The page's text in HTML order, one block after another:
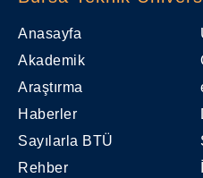
Anasayfa
Akademik
Araştırma
Haberler
Sayılarla BTÜ
Rehber